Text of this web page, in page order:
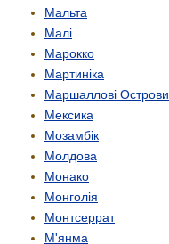
Мальта
Малі
Марокко
Мартиніка
Маршаллові Острови
Мексика
Мозамбік
Молдова
Монако
Монголія
Монтсеррат
М'янма